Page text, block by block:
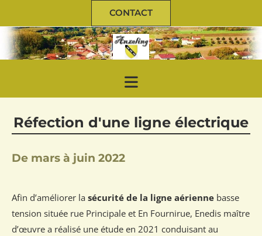
CONTACT
Réfection d'une ligne électrique
De mars à juin 2022
Afin d’améliorer la sécurité de la ligne aérienne basse
tension située rue Principale et En Fournirue, Enedis maître
d’œuvre a réalisé une étude en 2021 conduisant au